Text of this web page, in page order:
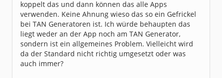
koppelt das und dann können das alle Apps
verwenden. Keine Ahnung wieso das so ein Gefrickel
bei TAN Generatoren ist. Ich würde behaupten das
liegt weder an der App noch am TAN Generator,
sondern ist ein allgemeines Problem. Vielleicht wird
da der Standard nicht richtig umgesetzt oder was
auch immer?